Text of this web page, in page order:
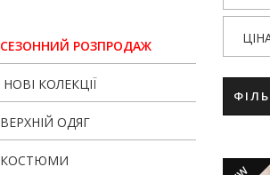
СЕЗОННИЙ РОЗПРОДАЖ
НОВІ КОЛЕКЦІЇ
ВЕРХНІЙ ОДЯГ
КОСТЮМИ